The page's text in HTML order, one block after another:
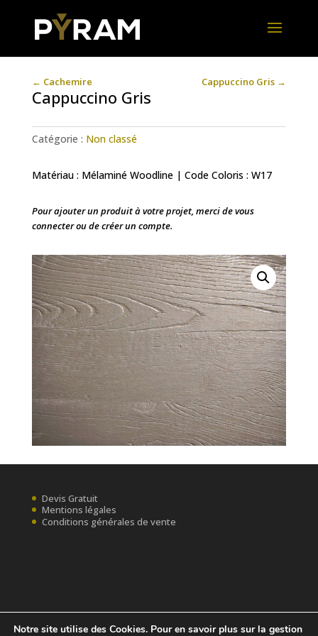
← Cachemire Cappuccino Gris →
Cappuccino Gris
Catégorie : Non classé
Matériau : Mélaminé Woodline | Code Coloris : W17
Pour ajouter un produit à votre projet, merci de vous
connecter ou de créer un compte.
Devis Gratuit
Mentions légales
Conditions générales de vente
Notre site utilise des Cookies. Pour en savoir plus sur la gestion